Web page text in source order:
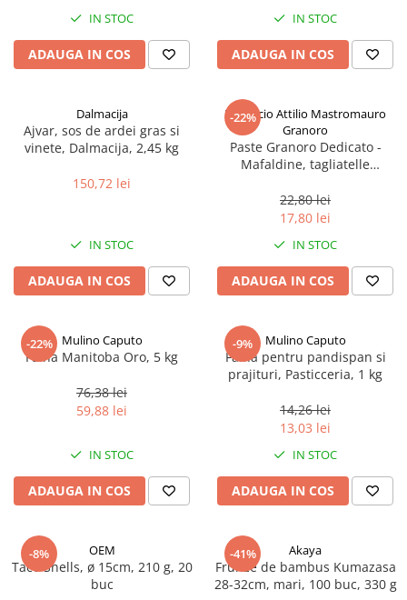
Spania / Cipru / Africa
Sare de mare din Oceanele Pacific
Sare de roca
Sare speciala
Specialitati din ulei
Terine si placinte
Uleiuri Premium
Uleiuri speciale/presate la rece
Ulei de masline extravirgin
Ulei Gewurzgarten
Ulei Huilerie Beaujolaise
Ulei Wiberg Gastro
Prajitore paine
Gratare
IN STOC
ADAUGA IN COS
IN STOC
ADAUGA IN COS
Dalmacija
Ajvar, sos de ardei gras si
vinete, Dalmacija, 2,45 kg
150,72 lei
IN STOC
ADAUGA IN COS
-22%
Pastificio Attilio Mastromauro
Granoro
Paste Granoro Dedicato -
Mafaldine, tagliatelle
22,80 lei
17,80 lei
IN STOC
ADAUGA IN COS
-22% Mulino Caputo
Faina Manitoba Oro, 5 kg
76,38 lei
59,88 lei
IN STOC
ADAUGA IN COS
-9% Mulino Caputo
Faina pentru pandispan si
prajituri, Pasticceria, 1 kg
14,26 lei
13,03 lei
IN STOC
ADAUGA IN COS
-8% OEM
Taco Shells, ø 15cm, 210 g, 20
buc
-41% Akaya
Frunze de bambus Kumazasa
28-32cm, mari, 100 buc, 330 g